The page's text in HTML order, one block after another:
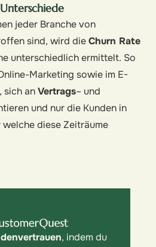
jeder Branche von
sind, wird dieChurn Rate
unterschiedlich ermittelt. So
Marketing sowie im E-
sich anVertrags– und
und nur die Kunden in
diese Zeiträume
, indem du